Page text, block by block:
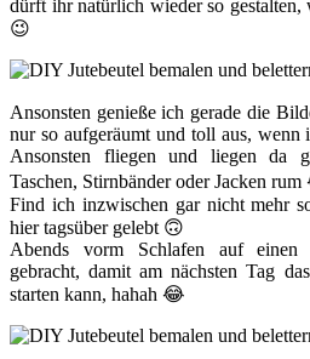
dürft ihr natürlich wieder so gestalten,
😉
Ansonsten genieße ich gerade die
nur so aufgeräumt und toll aus, wenn
Ansonsten fliegen und liegen da
Taschen, Stirnbänder oder Jacken rum
Find ich inzwischen gar nicht mehr
hier tagsüber gelebt 🙃
Abends vorm Schlafen auf einen
gebracht, damit am nächsten Tag
starten kann, hahah 😂